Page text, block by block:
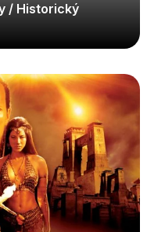
/ Historický